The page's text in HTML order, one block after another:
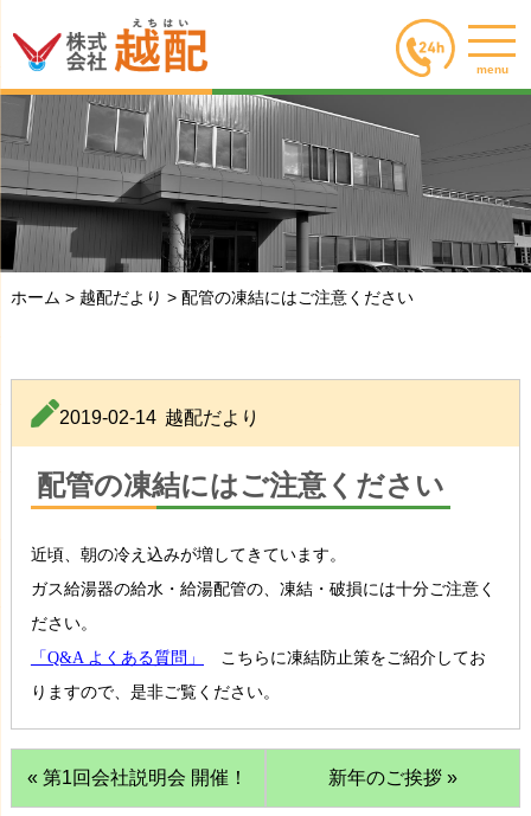
menu
ホーム > 越配だより > 配管の凍結にはご注意ください
2019-02-14 越配だより
配管の凍結にはご注意ください
近頃、朝の冷え込みが増してきています。
ガス給湯器の給水・給湯配管の、凍結・破損には十分ご注意く
ださい。
「Q&A よくある質問」
こちらに凍結防止策をご紹介してお
りますので、是非ご覧ください。
« 第1回会社説明会 開催！ 新年のご挨拶 »